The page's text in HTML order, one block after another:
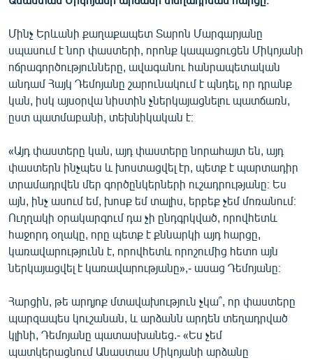
ՁԳՏԵԼՈՎ ԼԱՎԱԳՈՒՅՆԻՆ
ՓՈԴՔԱՍԹ
Հայերեն
English
Русский
ՀԵՏԵՎԵՔ ՄԵԶ
«Ազատության» բոլոր կայքերը
Մինչ Երևանի քաղաքապետ Տարոն Մարգարյանը
սպասում է նոր փաստերի, որոնք կապացուցեն Միկոյանի
ոճրագործությունները, ավագանու հանրապետական
անդամ Հայկ Դեմոյանը շարունակում է պնդել, որ դրանք
կան, իսկ այսօրվա նիստին չներկայացնելու պատճառն,
ըստ պատմաբանի, տեխնիկական է։
«Այդ փաստերը կան, այդ փաստերը նորահայտ են, այդ
փաստերն ինչպես և խոստացվել էր, պետք է պարտադիր
տրամադրվեն մեր գործընկերների ուշադրությանը։ Ես
այն, ինչ ասում եմ, խոսք եմ տալիս, երբեք չեմ մոռանում։
Ուղղակի օրակարգում դա չի ընդգրկված, որովհետև
հաջորդ օղակը, որը պետք է քննարկի այդ հարցը,
կառավարությունն է, որովհետև որոշումից հետո այն
ներկայացվել է կառավարությանը»,- ասաց Դեմոյանը։
Հարցին, թե արդյոք մտավախություն չկա՞, որ փաստերը
պարզապես կուշանան, և արձանն արդեն տեղադրված
կլինի, Դեմոյանը պատասխանեց.- «Ես չեմ
պատկերացնում Անաստաս Միկոյանի արձանը